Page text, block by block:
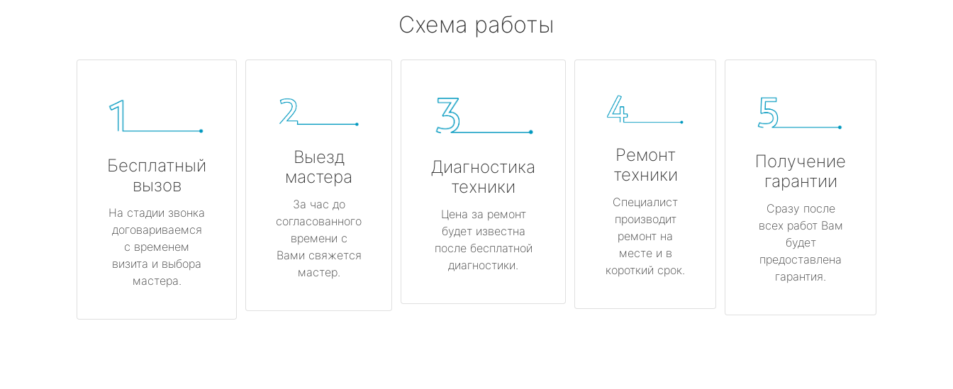
Схема работы
Бесплатный
вызов
На стадии звонка
договариваемся
с временем
визита и выбора
мастера.
Выезд
мастера
За час до
согласованного
времени с
Вами свяжется
мастер.
Диагностика
техники
Цена за ремонт
будет известна
после бесплатной
диагностики.
Ремонт
техники
Специалист
производит
ремонт на
месте и в
короткий срок.
Получение
гарантии
Сразу после
всех работ Вам
будет
предоставлена
гарантия.